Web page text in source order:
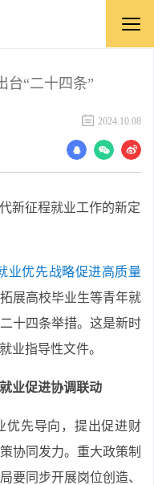
台“二十四条”
2024.10.08
新征程就业工作的新定
业优先战略促进高质量
展高校毕业生等青年就
十四条举措。这是新时
业指导性文件。
业促进协调联动
优先导向，提出促进财
协同发力。重大政策制
要同步开展岗位创造、